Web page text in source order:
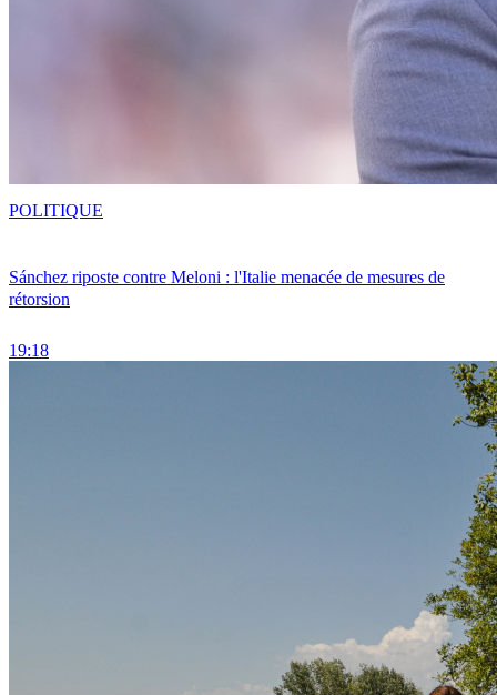
Sánchez riposte contre Meloni : l'Italie menacée de mesures de
rétorsion
19:18
POLITIQUE